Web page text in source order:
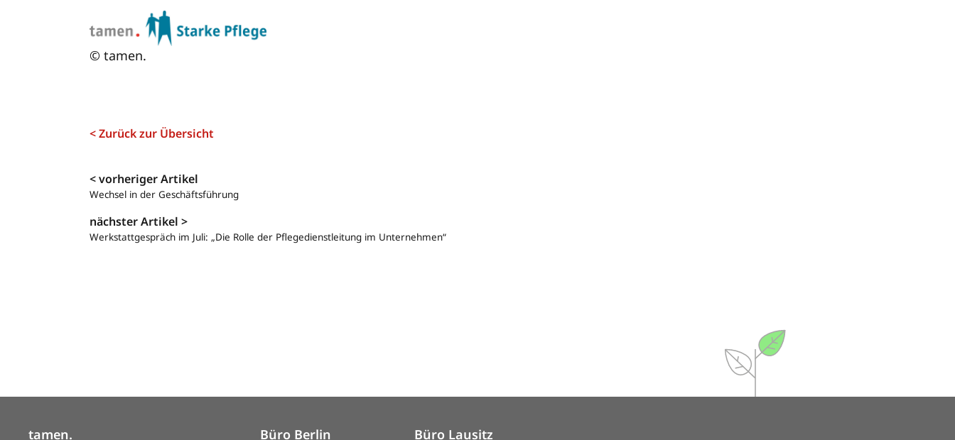
© tamen.
< Zurück zur Übersicht
Navigation
< vorheriger Artikel
Wechsel in der Geschäftsführung
nächster Artikel >
Werkstattgespräch im Juli: „Die Rolle der Pflegedienstleitung im Unternehmen“
tamen. Büro Berlin Büro Lausitz